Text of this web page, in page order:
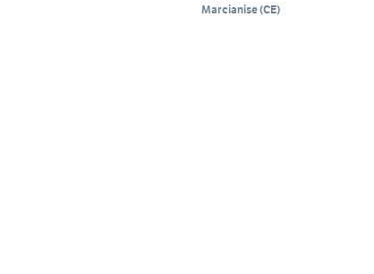
Marcianise(CE)